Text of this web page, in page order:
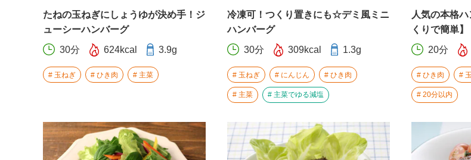
たねの玉ねぎにしょうゆが決め手！ジ
ューシーハンバーグ
30分 624kcal 3.9g
玉ねぎ ひき肉 主菜
冷凍可！つくり置きにも☆デミ風ミニ
ハンバーグ
30分 309kcal 1.3g
玉ねぎ にんじん ひき肉
主菜 主菜でゆる減塩
人気の本格
くりで簡単】
20分
ひき肉
20分以内